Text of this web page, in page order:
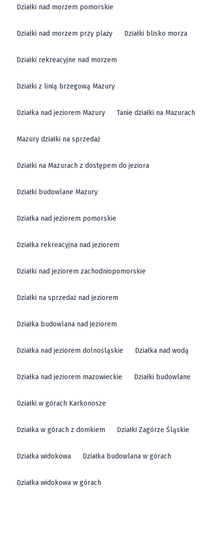
Działki nad morzem pomorskie
Działki nad morzem przy plaży Działki blisko morza
Działki rekreacyjne nad morzem
Działki z linią brzegową Mazury
Działka nad jeziorem Mazury Tanie działki na Mazurach
Mazury działki na sprzedaż
Działki na Mazurach z dostępem do jeziora
Działki budowlane Mazury
Działka nad jeziorem pomorskie
Działka rekreacyjna nad jeziorem
Działki nad jeziorem zachodniopomorskie
Działki na sprzedaż nad jeziorem
Działka budowlana nad jeziorem
Działka nad jeziorem dolnośląskie Działka nad wodą
Działka nad jeziorem mazowieckie Działki budowlane
Działki w górach Karkonosze
Działka w górach z domkiem Działki Zagórze Śląskie
Działka widokowa Działka budowlana w górach
Działka widokowa w górach